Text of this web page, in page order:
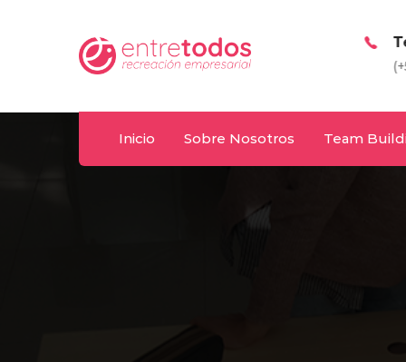
Whatsapp
092 487 198
Inicio Sobre Nosotros Team